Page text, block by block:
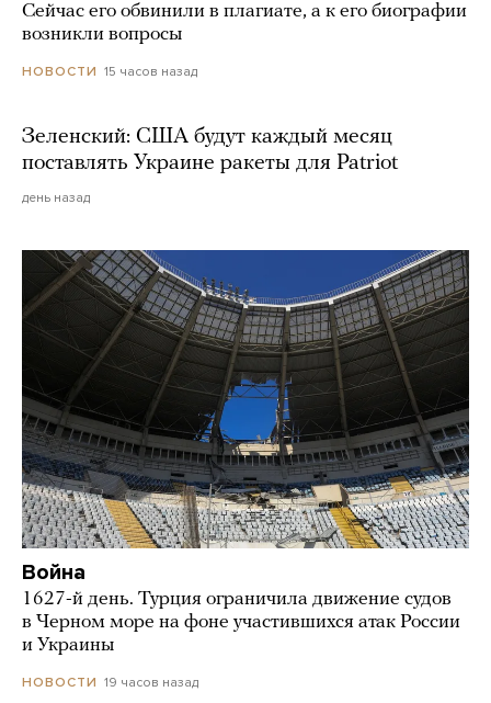
Сейчас его обвинили в плагиате, а к его биографии
возникли вопросы
НОВОСТИ 15 часов назад
Зеленский: США будут каждый месяц
поставлять Украине ракеты для Patriot
день назад
Война
1627-й день. Турция ограничила движение судов
в Черном море на фоне участившихся атак России
и Украины
НОВОСТИ 19 часов назад